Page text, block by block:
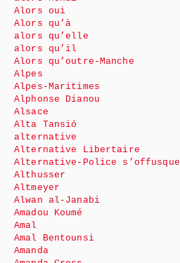
Alors oui
Alors qu’à
alors qu’elle
alors qu’il
Alors qu’outre-Manche
Alpes
Alpes-Maritimes
Alphonse Dianou
Alsace
Alta Tansió
alternative
Alternative Libertaire
Alternative-Police s’offusque
Althusser
Altmeyer
Alwan al-Janabi
Amadou Koumé
Amal
Amal Bentounsi
Amanda